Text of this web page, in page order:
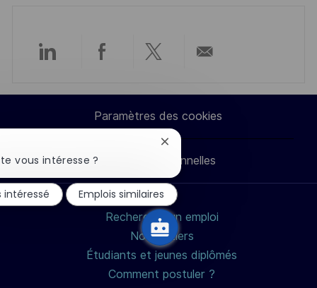
Partager
via
LinkedIn
Partager
via
Facebook
Partager
via
twitter
par
e-
mail
Paramètres des cookies
Données personnelles
Rechercher un emploi
Nos métiers
Étudiants et jeunes diplômés
Comment postuler ?
vous intéresse ?
Fermer
notification
du
chatbot
intéressé Emplois similaires